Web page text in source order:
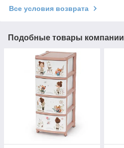
Все условия возврата
Подобные товары компании